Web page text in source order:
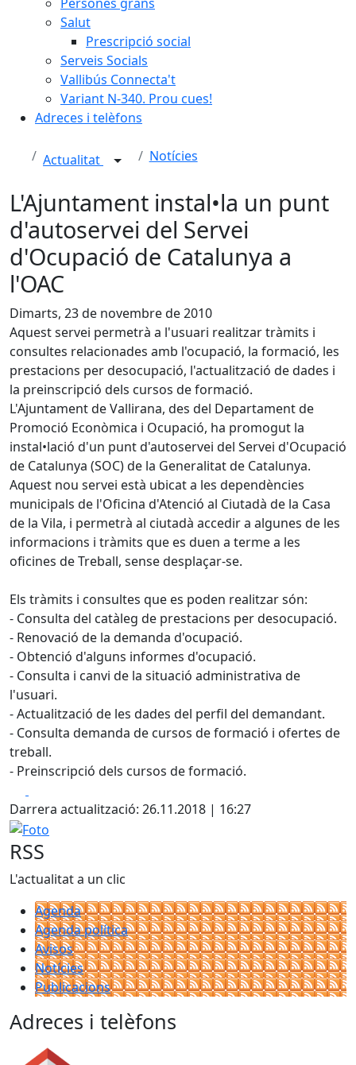
Salut
Prescripció social
Serveis Socials
Vallibús Connecta't
Variant N-340. Prou cues!
Adreces i telèfons
Actualitat Notícies
L'Ajuntament instal•la un punt
d'autoservei del Servei
d'Ocupació de Catalunya a
l'OAC
Dimarts, 23 de novembre de 2010
Aquest servei permetrà a l'usuari realitzar tràmits i
consultes relacionades amb l'ocupació, la formació, les
prestacions per desocupació, l'actualització de dades i
la preinscripció dels cursos de formació.
L'Ajuntament de Vallirana, des del Departament de
Promoció Econòmica i Ocupació, ha promogut la
instal•lació d'un punt d'autoservei del Servei d'Ocupació
de Catalunya (SOC) de la Generalitat de Catalunya.
Aquest nou servei està ubicat a les dependències
municipals de l'Oficina d'Atenció al Ciutadà de la Casa
de la Vila, i permetrà al ciutadà accedir a algunes de les
informacions i tràmits que es duen a terme a les
oficines de Treball, sense desplaçar-se.
Els tràmits i consultes que es poden realitzar són:
- Consulta del catàleg de prestacions per desocupació.
- Renovació de la demanda d'ocupació.
- Obtenció d'alguns informes d'ocupació.
- Consulta i canvi de la situació administrativa de
l'usuari.
- Actualització de les dades del perfil del demandant.
- Consulta demanda de cursos de formació i ofertes de
treball.
- Preinscripció dels cursos de formació.
Darrera actualització: 26.11.2018 | 16:27
Foto
RSS
L'actualitat a un clic
Agenda
Agenda política
Avisos
Notícies
Publicacions
Adreces i telèfons